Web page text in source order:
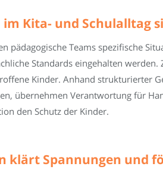
Kita- und Schulalltag
pädagogische Teams spezifische
Standards eingehalten
Kinder. Anhand strukturierter
übernehmen Verantwortung für
den Schutz der Kinder.
klärt Spannungen und